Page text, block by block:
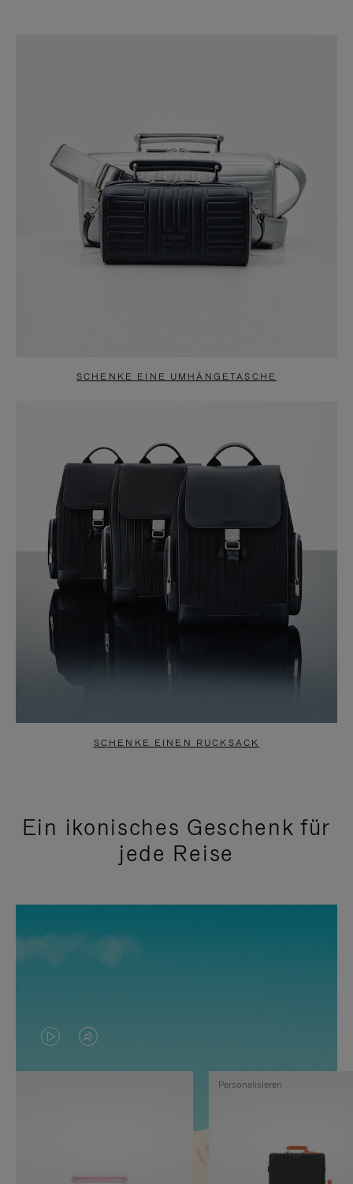
SCHENKE EINE UMHÄNGETASCHE
SCHENKE EINEN RUCKSACK
Ein ikonisches Geschenk für
jede Reise
DAS
VIDEO
VIDEO
IST
Personalisieren